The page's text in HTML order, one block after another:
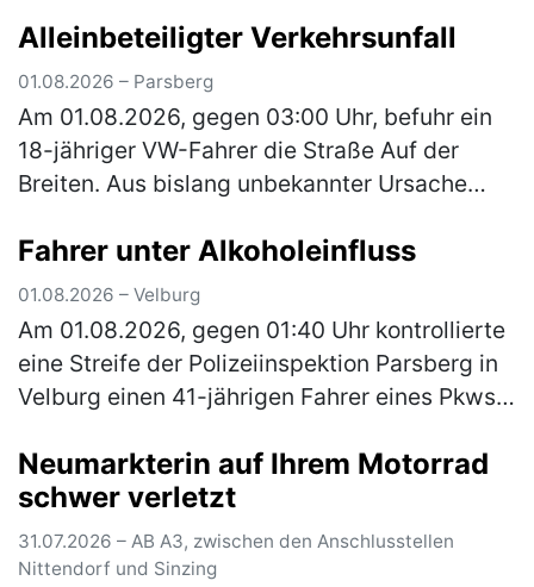
(mehr)
Alleinbeteiligter Verkehrsunfall
01.08.2026 – Parsberg
Am 01.08.2026, gegen 03:00 Uhr, befuhr ein
18-jähriger VW-Fahrer die Straße Auf der
Breiten. Aus bislang unbekannter Ursache
einem geparkten Pkw zusammen. Das …
(mehr)
Fahrer unter Alkoholeinfluss
01.08.2026 – Velburg
Am 01.08.2026, gegen 01:40 Uhr kontrollierte
eine Streife der Polizeiinspektion Parsberg in
Velburg einen 41-jährigen Fahrer eines Pkws.
festgestellt werden. E…(mehr)
Neumarkterin auf Ihrem Motorrad
schwer verletzt
31.07.2026 – AB A3, zwischen den Anschlusstellen
Nittendorf und Sinzing